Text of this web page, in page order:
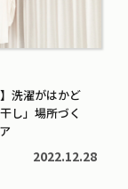
】洗濯がはかど
し」場所づく
2022.12.28